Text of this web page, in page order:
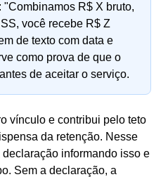
R$ X bruto,
você recebe R$ Z
de texto com data e
como prova de que o
de aceitar o serviço.
vínculo e contribui pelo teto
da retenção. Nesse
informando isso e
Sem a declaração, a